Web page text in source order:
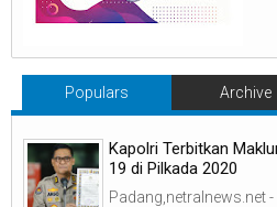
Populars Archive
Kapolri Terbitkan
19 di Pilkada 2020
Padang,netralnews.net